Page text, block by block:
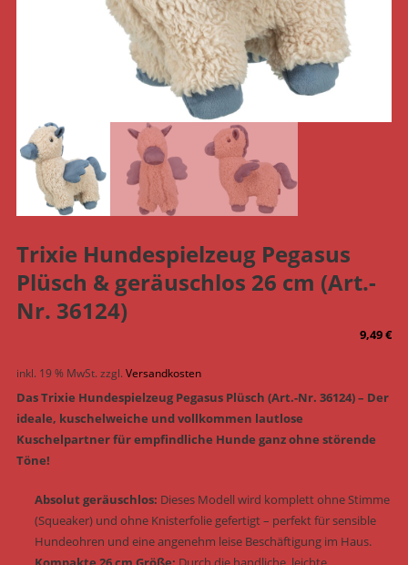
Trixie Hundespielzeug Pegasus
Plüsch & geräuschlos 26 cm (Art.-
Nr. 36124)
9,49€
inkl. 19 % MwSt.zzgl.Versandkosten
Das Trixie Hundespielzeug Pegasus Plüsch (Art.-Nr. 36124) – Der
ideale, kuschelweiche und vollkommen lautlose
Kuschelpartner für empfindliche Hunde ganz ohne störende
Töne!
Absolut geräuschlos: Dieses Modell wird komplett ohne Stimme
(Squeaker) und ohne Knisterfolie gefertigt – perfekt für sensible
Hundeohren und eine angenehm leise Beschäftigung im Haus.